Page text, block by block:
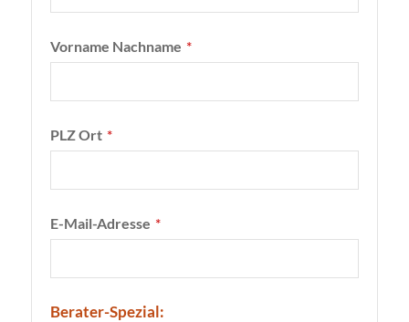
Vorname Nachname *
PLZ Ort *
E-Mail-Adresse *
Berater-Spezial: